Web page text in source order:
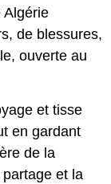
Algérie
de blessures,
ouverte au
et tisse
en gardant
de la
partage et la